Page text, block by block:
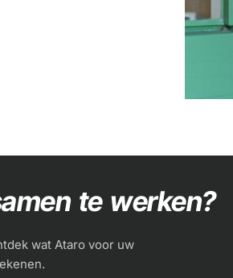
te werken?
wat Ataro voor uw